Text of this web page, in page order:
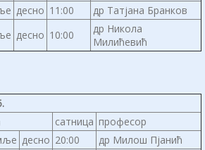
десно 11:00
др Татјана Бранков
десно 10:00
др Никола
Милићевић
сатница професор
десно 20:00
др Милош Пјанић